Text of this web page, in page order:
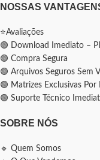
NOSSAS
⭐Avaliações
🟢 Download Imediato –
🟢 Compra Segura
🟢 Arquivos Seguros Sem
🟢 Matrizes Exclusivas Por
🟢 Suporte Técnico
SOBRE NÓS
🔹 Quem Somos